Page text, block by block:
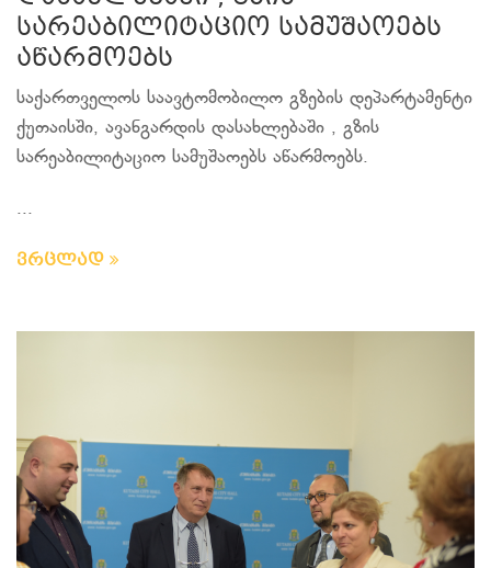
სარეაბილიტაციო სამუშაოებს
აწარმოებს
საქართველოს საავტომობილო გზების დეპარტამენტი
ქუთაისში, ავანგარდის დასახლებაში , გზის
სარეაბილიტაციო სამუშაოებს აწარმოებს.
...
ვრცლად